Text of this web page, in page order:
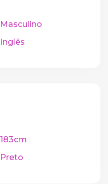
Masculino
Inglês
183cm
Preto